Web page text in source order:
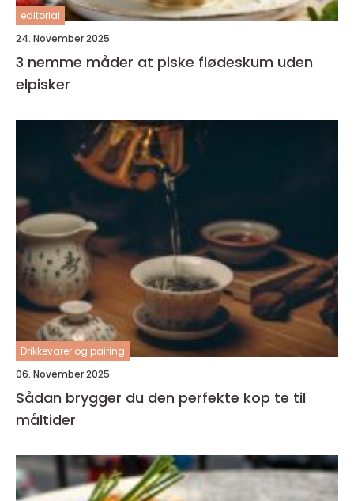
editorial
24. November 2025
3 nemme måder at piske flødeskum uden
elpisker
Drikkevarer og pairing
06. November 2025
Sådan brygger du den perfekte kop te til
måltider